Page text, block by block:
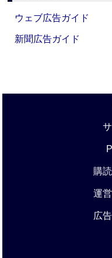
ウェブ広告ガイド
新聞広告ガイド
購
運
広